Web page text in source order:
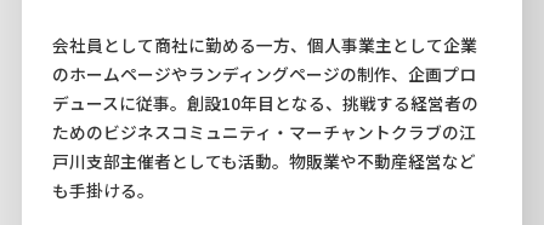
会社員として商社に勤める一方、個人事業主として企業
のホームページやランディングページの制作、企画プロ
デュースに従事。創設10年目となる、挑戦する経営者の
ためのビジネスコミュニティ・マーチャントクラブの江
戸川支部主催者としても活動。物販業や不動産経営など
も手掛ける。